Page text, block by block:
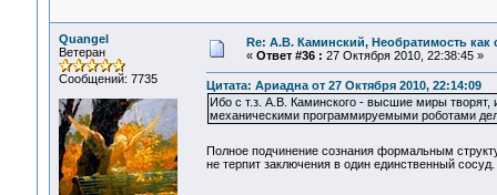
Quangel
Ветеран
Сообщений: 7735
Re: А.В. Каминский, Необратимость как
« Ответ #36 : 27 Октября 2010, 22:38:45 »
Цитата: Ариадна от 27 Октября 2010, 22:14:09
Ибо с т.з. А.В. Каминского - высшие миры
механическими программируемыми роботами
Полное подчинение сознания формальным
не терпит заключения в один единственный сосуд.